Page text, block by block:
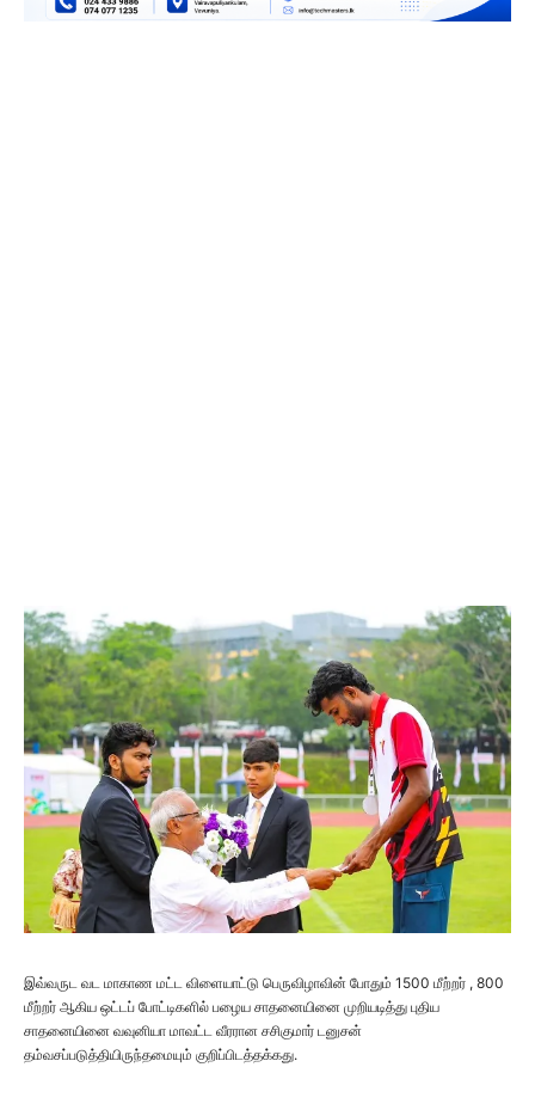
இவ்வருட வட மாகாண மட்ட விளையாட்டு பெருவிழாவின் போதும் 1500 மீற்றர் , 800
மீற்றர் ஆகிய ஒட்டப் போட்டிகளில் பழைய சாதனையினை முறியடித்து புதிய
சாதனையினை வவுனியா மாவட்ட வீரரான சசிகுமார் டனுசன்
தம்வசப்படுத்தியிருந்தமையும் குறிப்பிடத்தக்கது.